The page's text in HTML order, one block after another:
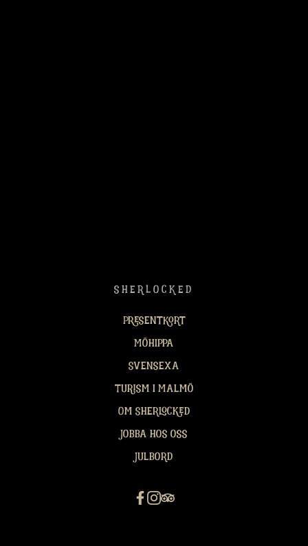
SHERLOCKED
Presentkort
Möhippa
Svensexa
Turism i Malmö
Om Sherlocked
Jobba hos oss
Julbord